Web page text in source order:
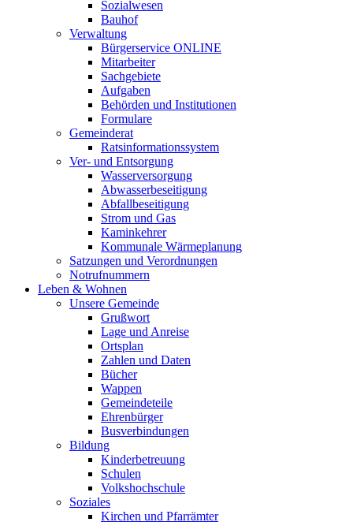
Sozialwesen
Bauhof
Verwaltung
Bürgerservice ONLINE
Mitarbeiter
Sachgebiete
Aufgaben
Behörden und Institutionen
Formulare
Gemeinderat
Ratsinformationssystem
Ver- und Entsorgung
Wasserversorgung
Abwasserbeseitigung
Abfallbeseitigung
Strom und Gas
Kaminkehrer
Kommunale Wärmeplanung
Satzungen und Verordnungen
Notrufnummern
Leben & Wohnen
Unsere Gemeinde
Grußwort
Lage und Anreise
Ortsplan
Zahlen und Daten
Bücher
Wappen
Gemeindeteile
Ehrenbürger
Busverbindungen
Bildung
Kinderbetreuung
Schulen
Volkshochschule
Soziales
Kirchen und Pfarrämter